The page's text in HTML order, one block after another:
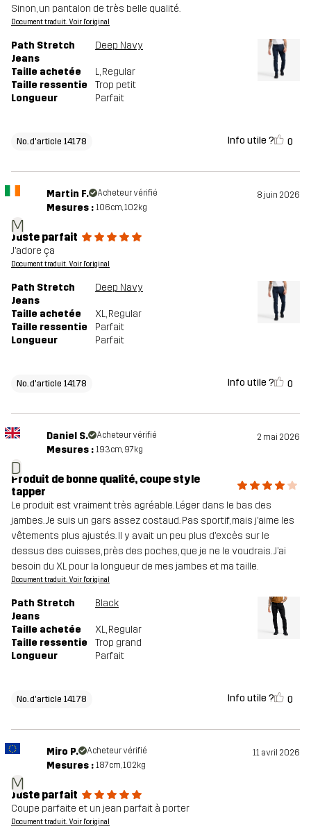
Sinon, un pantalon de très belle qualité.
Document traduit. Voir l'original
Path Stretch
Jeans
Deep Navy
Taille achetée L, Regular
Taille ressentie
Trop petit
Longueur
Parfait
No. d'article 14178 Info utile ? 0
M
Martin F. Acheteur vérifié 8 juin 2026
Mesures : 106cm, 102kg
Juste parfait
J’adore ça
Document traduit. Voir l'original
Path Stretch
Jeans
Deep Navy
Taille achetée XL, Regular
Taille ressentie
Parfait
Longueur
Parfait
No. d'article 14178 Info utile ? 0
D
Daniel S. Acheteur vérifié 2 mai 2026
Mesures : 193cm, 97kg
Produit de bonne qualité, coupe style
tapper
Le produit est vraiment très agréable. Léger dans le bas des
jambes. Je suis un gars assez costaud. Pas sportif, mais j’aime les
vêtements plus ajustés. Il y avait un peu plus d’excès sur le
dessus des cuisses, près des poches, que je ne le voudrais. J’ai
besoin du XL pour la longueur de mes jambes et ma taille.
Document traduit. Voir l'original
Path Stretch
Jeans
Black
Taille achetée XL, Regular
Taille ressentie
Trop grand
Longueur
Parfait
No. d'article 14178 Info utile ? 0
M
Miro P. Acheteur vérifié 11 avril 2026
Mesures : 187cm, 102kg
Juste parfait
Coupe parfaite et un jean parfait à porter
Document traduit. Voir l'original